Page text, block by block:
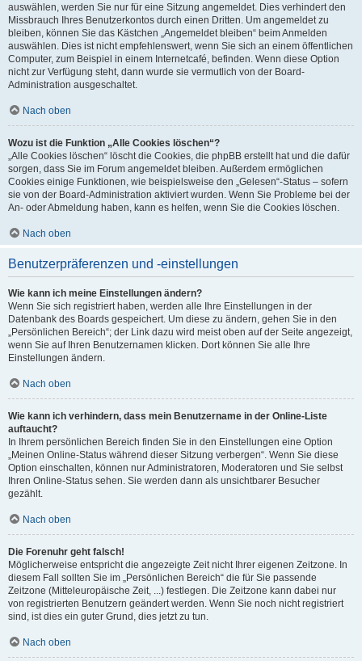
auswählen, werden Sie nur für eine Sitzung angemeldet. Dies verhindert den
Missbrauch Ihres Benutzerkontos durch einen Dritten. Um angemeldet zu
bleiben, können Sie das Kästchen „Angemeldet bleiben“ beim Anmelden
auswählen. Dies ist nicht empfehlenswert, wenn Sie sich an einem öffentlichen
Computer, zum Beispiel in einem Internetcafé, befinden. Wenn diese Option
nicht zur Verfügung steht, dann wurde sie vermutlich von der Board-
Administration ausgeschaltet.
Nach oben
Wozu ist die Funktion „Alle Cookies löschen“?
„Alle Cookies löschen“ löscht die Cookies, die phpBB erstellt hat und die dafür
sorgen, dass Sie im Forum angemeldet bleiben. Außerdem ermöglichen
Cookies einige Funktionen, wie beispielsweise den „Gelesen“-Status – sofern
sie von der Board-Administration aktiviert wurden. Wenn Sie Probleme bei der
An- oder Abmeldung haben, kann es helfen, wenn Sie die Cookies löschen.
Nach oben
Benutzerpräferenzen und -einstellungen
Wie kann ich meine Einstellungen ändern?
Wenn Sie sich registriert haben, werden alle Ihre Einstellungen in der
Datenbank des Boards gespeichert. Um diese zu ändern, gehen Sie in den
„Persönlichen Bereich“; der Link dazu wird meist oben auf der Seite angezeigt,
wenn Sie auf Ihren Benutzernamen klicken. Dort können Sie alle Ihre
Einstellungen ändern.
Nach oben
Wie kann ich verhindern, dass mein Benutzername in der Online-Liste
auftaucht?
In Ihrem persönlichen Bereich finden Sie in den Einstellungen eine Option
„Meinen Online-Status während dieser Sitzung verbergen“. Wenn Sie diese
Option einschalten, können nur Administratoren, Moderatoren und Sie selbst
Ihren Online-Status sehen. Sie werden dann als unsichtbarer Besucher
gezählt.
Nach oben
Die Forenuhr geht falsch!
Möglicherweise entspricht die angezeigte Zeit nicht Ihrer eigenen Zeitzone. In
diesem Fall sollten Sie im „Persönlichen Bereich“ die für Sie passende
Zeitzone (Mitteleuropäische Zeit, ...) festlegen. Die Zeitzone kann dabei nur
von registrierten Benutzern geändert werden. Wenn Sie noch nicht registriert
sind, ist dies ein guter Grund, dies jetzt zu tun.
Nach oben